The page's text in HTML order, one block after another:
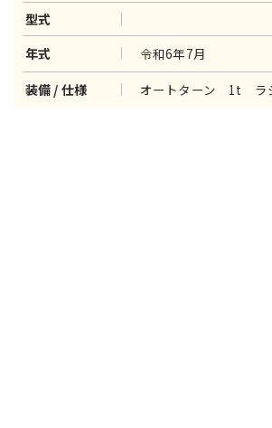
型式
年式
令和6年7月
装備 / 仕様 オートターン 1t ラ